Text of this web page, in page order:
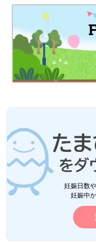
妊娠日数
妊娠中